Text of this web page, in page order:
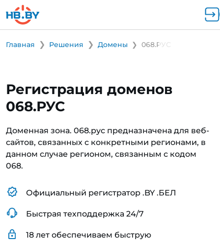
Главная Решения Домены 068.РУС
Регистрация доменов
068.РУС
Доменная зона. 068.рус предназначена для веб-
сайтов, связанных с конкретными регионами, в
данном случае регионом, связанным с кодом
068.
Официальный регистратор .BY .БЕЛ
Быстрая техподдержка 24/7
18 лет обеспечиваем быструю